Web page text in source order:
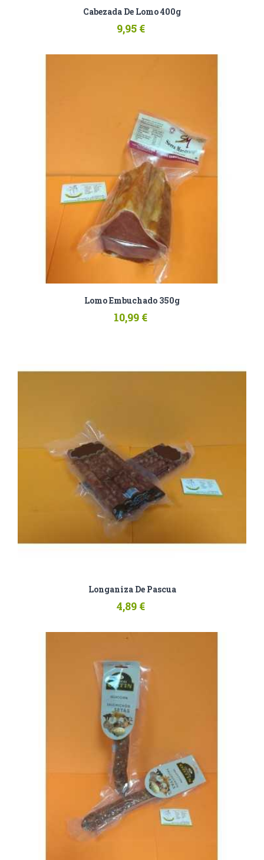
Cabezada De Lomo 400g
9,95 €
Lomo Embuchado 350g
10,99 €
Longaniza De Pascua
4,89 €